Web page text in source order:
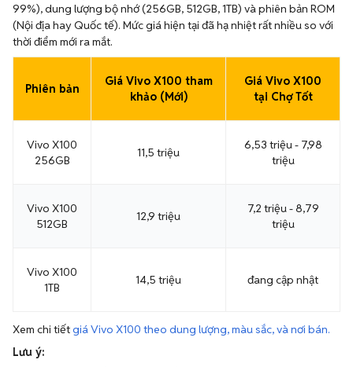
99%), dung lượng bộ nhớ (256GB, 512GB, 1TB) và phiên bản ROM
(Nội địa hay Quốc tế). Mức giá hiện tại đã hạ nhiệt rất nhiều so với
thời điểm mới ra mắt.
Phiên bản
Giá Vivo X100 tham
khảo (Mới)
Giá Vivo X100
tại Chợ Tốt
Vivo X100
256GB
11,5 triệu
6,53 triệu - 7,98
triệu
Vivo X100
512GB
12,9 triệu
7,2 triệu - 8,79
triệu
Vivo X100
1TB
14,5 triệu đang cập nhật
Xem chi tiếtgiá Vivo X100 theo dung lượng, màu sắc, và nơi bán.
Lưu ý: